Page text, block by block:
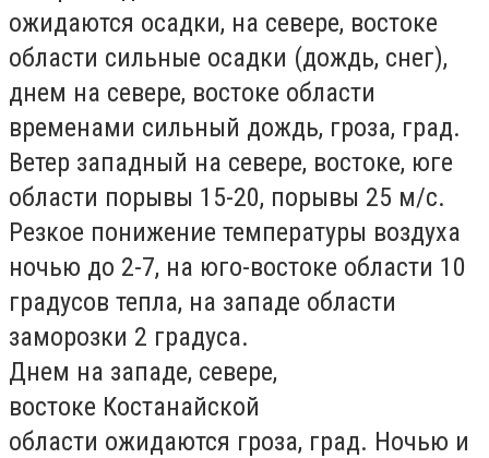
ожидаются осадки, на севере, востоке
области сильные осадки (дождь, снег),
днем на севере, востоке области
временами сильный дождь, гроза, град.
Ветер западный на севере, востоке, юге
области порывы 15-20, порывы 25 м/с.
Резкое понижение температуры воздуха
ночью до 2-7, на юго-востоке области 10
градусов тепла, на западе области
заморозки 2 градуса.
Днем на западе, севере,
востоке Костанайской
области ожидаются гроза, град. Ночью и